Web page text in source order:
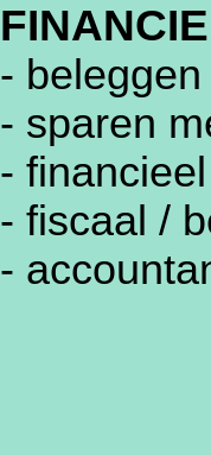
-
- sparen
-
- fiscaal /
-